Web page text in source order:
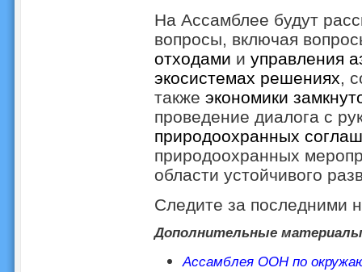
На Ассамблее будут
вопросы, включая
отходами и управления
экосистемах решениях,
также экономики
проведение диалога с
природоохранных
природоохранных
области устойчивого
Следите за
Дополнительные материалы
Ассамблея ООН по